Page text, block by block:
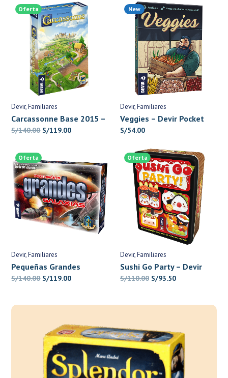
original
era:
S/180.00.
actual
es:
S/175.00.
original
era:
S/65.00.
actual
es:
S/55.25.
Oferta
Devir Familiares
Carcassonne Base 2015 –
Devir
S/140.00 El
era:
S/140.00.
S/119.00El
es:
S/119.00.
New
Devir Familiares
Veggies – Devir Pocket
S/54.00
Oferta
Devir Familiares
Pequeñas Grandes
Galaxias – Devir
S/140.00 El
S/140.00.
S/119.00El
S/119.00.
Oferta
Devir Familiares
Sushi Go Party – Devir
S/110.00 El
S/93.50El